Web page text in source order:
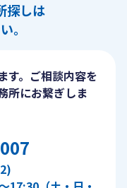
探しは
。
す。ご相談内容を
所にお繋ぎしま